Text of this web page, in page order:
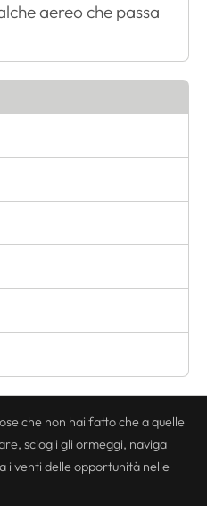
aereo che passa
che non hai fatto che a quelle
sciogli gli ormeggi, naviga
i venti delle opportunità nelle